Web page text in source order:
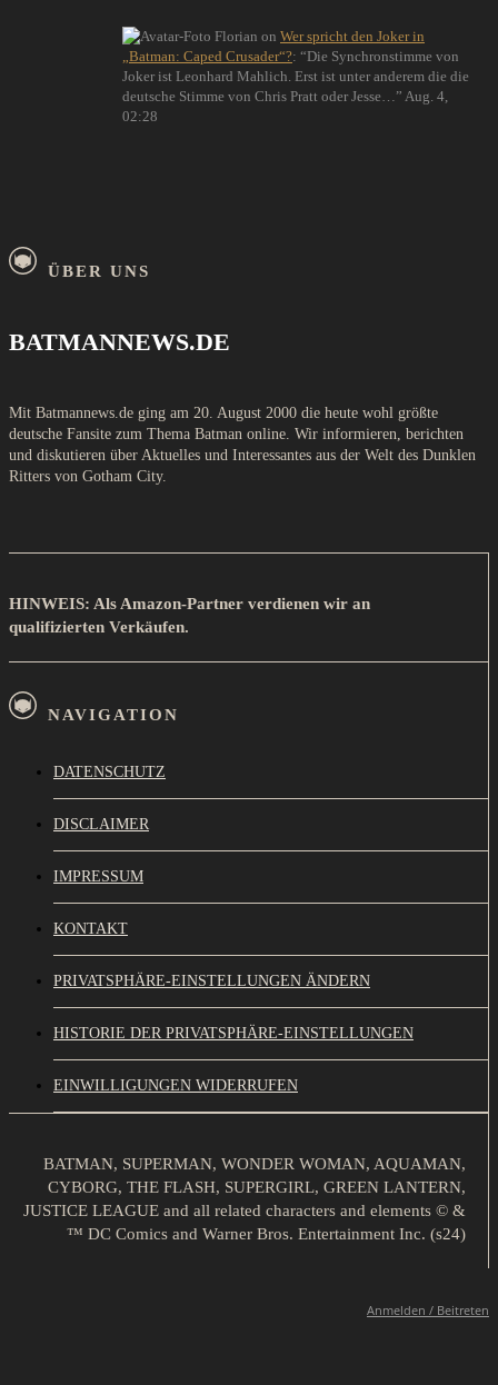
Florian on Wer spricht den Joker in
„Batman: Caped Crusader“?: “Die Synchronstimme von
Joker ist Leonhard Mahlich. Erst ist unter anderem die die
deutsche Stimme von Chris Pratt oder Jesse… ” Aug. 4,
02:28
ÜBER UNS
BATMANNEWS.DE
Mit Batmannews.de ging am 20. August 2000 die heute wohl größte
deutsche Fansite zum Thema Batman online. Wir informieren, berichten
und diskutieren über Aktuelles und Interessantes aus der Welt des Dunklen
Ritters von Gotham City.
HINWEIS: Als Amazon-Partner verdienen wir an
qualifizierten Verkäufen.
NAVIGATION
DATENSCHUTZ
DISCLAIMER
IMPRESSUM
KONTAKT
PRIVATSPHÄRE-EINSTELLUNGEN ÄNDERN
HISTORIE DER PRIVATSPHÄRE-EINSTELLUNGEN
EINWILLIGUNGEN WIDERRUFEN
BATMAN, SUPERMAN, WONDER WOMAN, AQUAMAN,
CYBORG, THE FLASH, SUPERGIRL, GREEN LANTERN,
JUSTICE LEAGUE and all related characters and elements © &
™ DC Comics and Warner Bros. Entertainment Inc. (s24)
Anmelden / Beitreten